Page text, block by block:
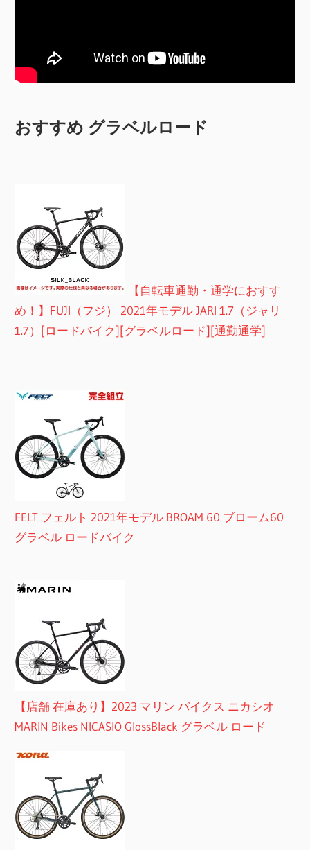
おすすめ グラベルロード
【自転車通勤・通学におすす
め！】FUJI（フジ） 2021年モデル JARI 1.7（ジャリ
1.7）[ロードバイク][グラベルロード][通勤通学]
FELT フェルト 2021年モデル BROAM 60 ブローム60
グラベル ロードバイク
【店舗 在庫あり】2023 マリン バイクス ニカシオ
MARIN Bikes NICASIO GlossBlack グラベル ロード